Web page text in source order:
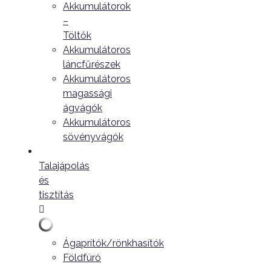
Akkumulátorok
–
Töltők
Akkumulátoros
láncfűrészek
Akkumulátoros
magassági
ágvágók
Akkumulátoros
sövényvágók
Talajápolás
és
tisztítás
Ágaprítók/rönkhasítók
Földfúró